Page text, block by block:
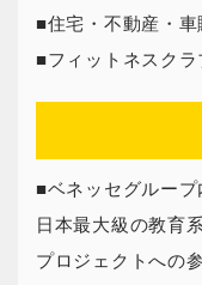
■住宅・不動産・
■フィットネスク
■ベネッセグルー
日本最大級の教育
プロジェクトへの